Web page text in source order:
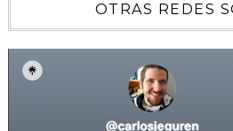
OTRAS REDES